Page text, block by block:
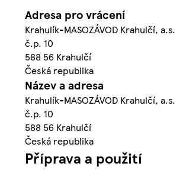
Adresa pro vrácení
Krahulík-MASOZÁVOD Krahulčí, a.s.
č.p. 10
588 56 Krahulčí
Česká republika
Název a adresa
Krahulík-MASOZÁVOD Krahulčí, a.s.
č.p. 10
588 56 Krahulčí
Česká republika
Příprava a použití